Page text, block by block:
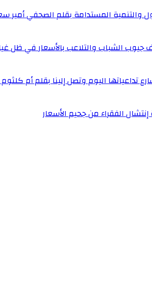
والتنمية المستدامة بقلم الصحفي أمير
جيوب الشباب والتلاعب بالأسعار في ظل
تداعياتها اليوم وتصل إلينا بقلم أم
الفقراء من جحيم الأسعار